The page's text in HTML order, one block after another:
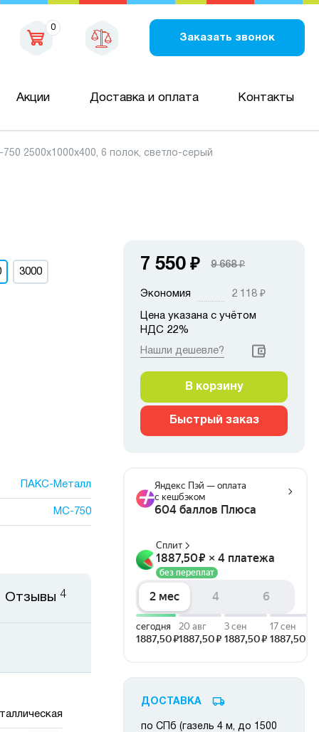
0
Заказать звонок
Акции Доставка и оплата Контакты
2500х1000х400, 6 полок, светло-серый
3000
ПАКС-Металл
МС-750
Отзывы 4
7 550 ₽ 9 668₽
Экономия 2 118 ₽
Цена указана с учётом
НДС 22%
Нашли дешевле?
В корзину
Быстрый заказ
ДОСТАВКА
по СПб (газель 4 м, до 1500